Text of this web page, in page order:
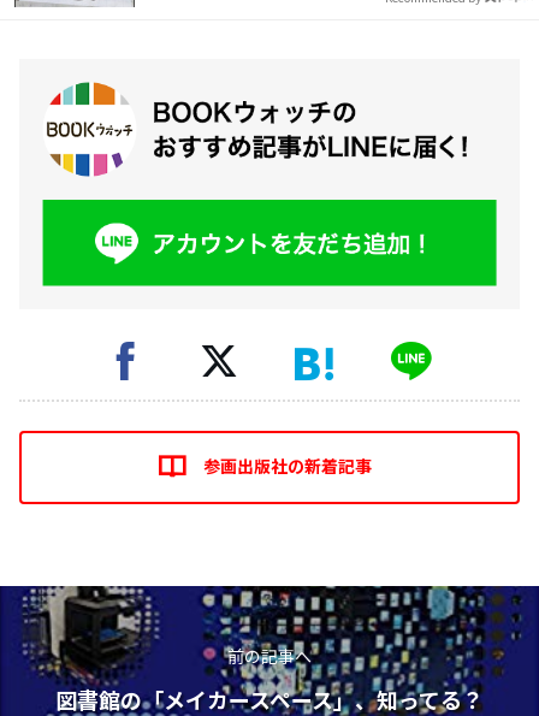
参画出版社の新着記事
前の記事へ
図書館の「メイカースペース」、知ってる？